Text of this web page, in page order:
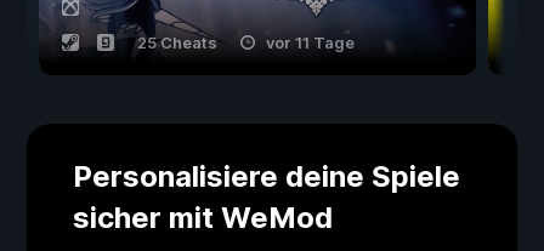
25 Cheats vor 11 Tage
Personalisiere deine Spiele
sicher mit WeMod